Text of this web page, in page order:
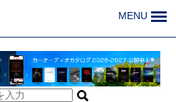
MENU